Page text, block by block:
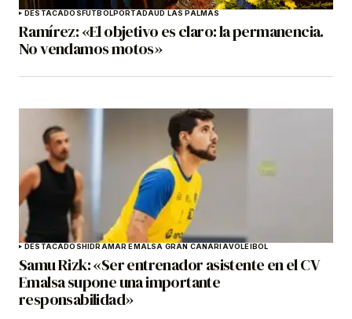
DESTACADOSFÚTBOLPORTADAUD LAS PALMAS
Ramírez: «El objetivo es claro: la permanencia.
No vendamos motos»
DESTACADOSHIDRAMAR EMALSA GRAN CANARIAVOLEIBOL
Samu Rizk: «Ser entrenador asistente en el CV
Emalsa supone una importante
responsabilidad»